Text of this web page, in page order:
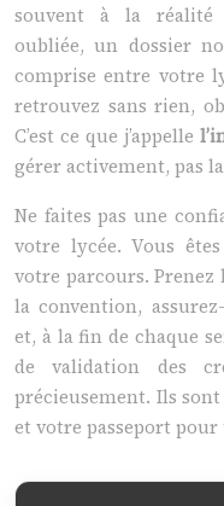
souvent à la réalité
oubliée, un dossier
comprise entre votre
retrouvez sans rien,
C’est ce que j’appelle
gérer activement, pas
Ne faites pas une
votre lycée. Vous
votre parcours. Prenez
la convention,
et, à la fin de chaque
de validation des
précieusement. Ils
et votre passeport